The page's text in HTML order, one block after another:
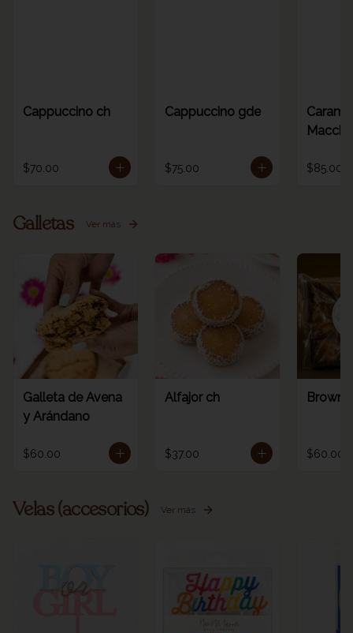
Cappuccino ch
$70.00
Cappuccino gde
$75.00 $85.00
Galletas Ver más
Galleta de Avena
y Arándano
$60.00
Alfajor ch
$37.00
Brownie
$60.00
Velas (accesorios) Ver más